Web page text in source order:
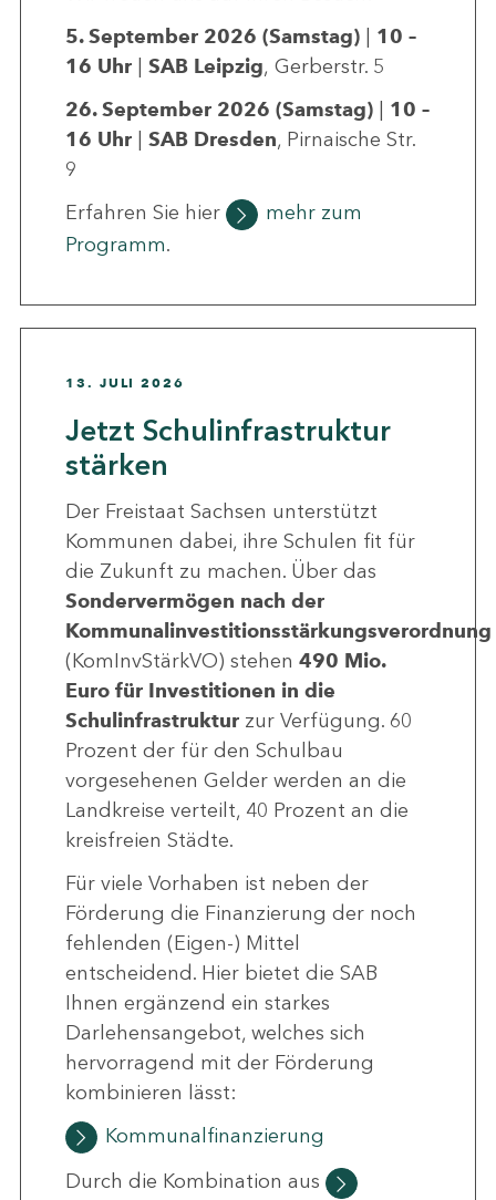
5. September 2026 (Samstag)| 10 –
16 Uhr| SAB Leipzig, Gerberstr. 5
26. September 2026 (Samstag)| 10 –
16 Uhr| SAB Dresden, Pirnaische Str.
9
Erfahren Sie hier
mehr zum
Programm.
13. JULI 2026
Jetzt Schulinfrastruktur
stärken
Der Freistaat Sachsen unterstützt
Kommunen dabei, ihre Schulen fit für
die Zukunft zu machen. Über das
Sondervermögen nach der
Kommunalinvestitionsstärkungsverordnung
(KomInvStärkVO) stehen 490 Mio.
Euro für Investitionen in die
Schulinfrastrukturzur Verfügung. 60
Prozent der für den Schulbau
vorgesehenen Gelder werden an die
Landkreise verteilt, 40 Prozent an die
kreisfreien Städte.
Für viele Vorhaben ist neben der
Förderung die Finanzierung der noch
fehlenden (Eigen-) Mittel
entscheidend. Hier bietet die SAB
Ihnen ergänzend ein starkes
Darlehensangebot, welches sich
hervorragend mit der Förderung
kombinieren lässt:
Kommunalfinanzierung
Durch die Kombination aus